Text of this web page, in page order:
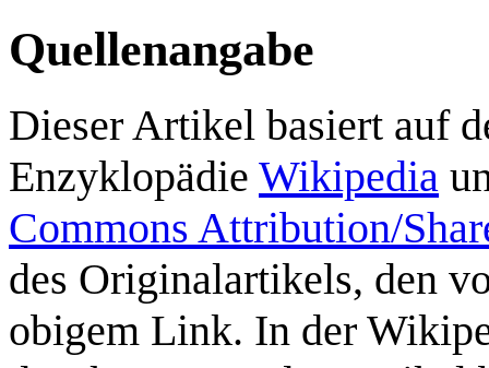
Quellenangabe
Dieser Artikel basiert auf
Enzyklopädie Wikipedia
Commons Attribution/
des Originalartikels, den
obigem Link. In der